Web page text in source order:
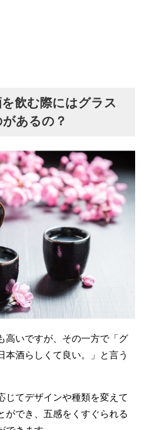
飲む際にはグラス
あるの？
高いですが、その一方で「グ
本酒らしくて良い。」と言う
じてデザインや種類を変えて
ができ、五感をくすぐられる